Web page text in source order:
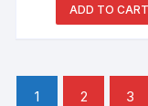
ADD TO CART
1 2 3